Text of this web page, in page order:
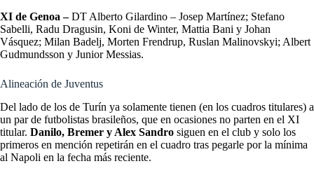
XI de Genoa –DT Alberto Gilardino – Josep Martínez; Stefano
Sabelli, Radu Dragusin, Koni de Winter, Mattia Bani y Johan
Vásquez; Milan Badelj, Morten Frendrup, Ruslan Malinovskyi; Albert
Gudmundsson y Junior Messias.
Alineación de Juventus
Del lado de los de Turín ya solamente tienen (en los cuadros titulares) a
un par de futbolistas brasileños, que en ocasiones no parten en el XI
titular. Danilo, Bremer y Alex Sandro siguen en el club y solo los
primeros en mención repetirán en el cuadro tras pegarle por la mínima
al Napoli en la fecha más reciente.